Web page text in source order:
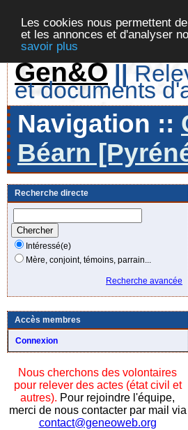
Les cookies nous permettent
et les annonces et d'analyser
savoir plus
Gen&O ||
et documents
Navigation ::
Béarn
Recherche directe
Intéressé(e)
Mère, conjoint, témoins, parrain...
Recherche avancée
Accès membres
Connexion
Nous cherchons des volontaires
pour relever des actes (état civil et
autres). Pour rejoindre l'équipe,
merci de nous contacter par mail via
contact@geneoweb.org